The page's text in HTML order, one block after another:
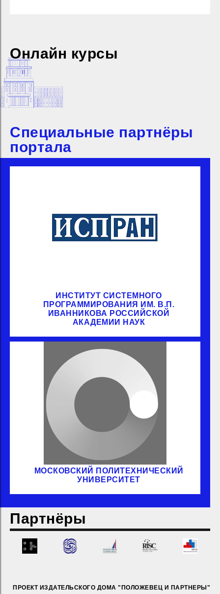
Онлайн курсы
Специальные партнёры
портала
ИНСТИТУТ СИСТЕМНОГО
ПРОГРАММИРОВАНИЯ ИМ. В.П.
ИВАННИКОВА РОССИЙСКОЙ
АКАДЕМИИ НАУК
МОСКОВСКИЙ ПОЛИТЕХНИЧЕСКИЙ
УНИВЕРСИТЕТ
Партнёры
ПРОЕКТ ИЗДАТЕЛЬСКОГО ДОМА "ПОЛОЖЕВЕЦ И ПАРТНЕРЫ"